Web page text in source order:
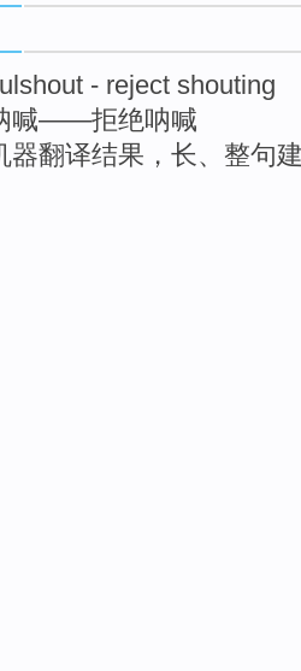
- reject shouting
喊——拒绝呐喊
器翻译结果，长、整句